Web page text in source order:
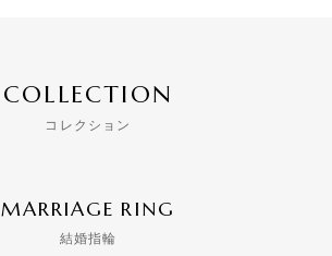
COLLECTION
コレクション
MARRIAGE RING
結婚指輪